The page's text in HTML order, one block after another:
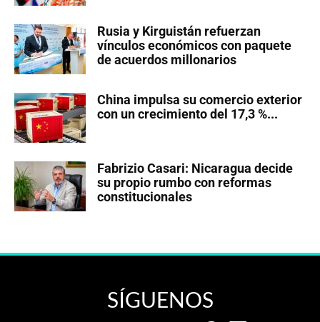
Rusia y Kirguistán refuerzan
vínculos económicos con paquete
de acuerdos millonarios
China impulsa su comercio exterior
con un crecimiento del 17,3 %...
Fabrizio Casari: Nicaragua decide
su propio rumbo con reformas
constitucionales
SÍGUENOS